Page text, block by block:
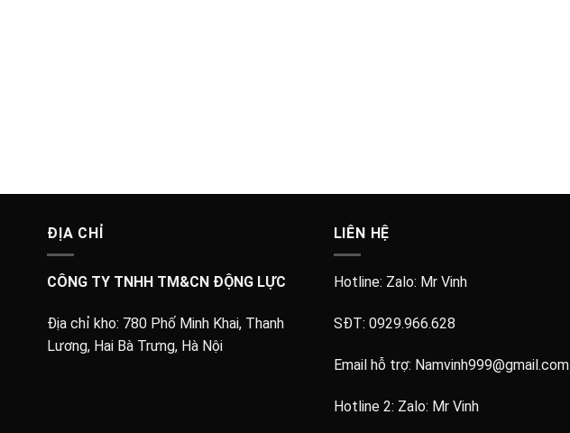
ĐỊA CHỈ
CÔNG TY TNHH TM&CN ĐỘNG LỰC
Địa chỉ kho: 780 Phố Minh Khai, Thanh
Lương, Hai Bà Trưng, Hà Nội
LIÊN HỆ
Hotline: Zalo: Mr Vinh
SĐT: 0929.966.628
Email hỗ trợ: Namvinh999@gmail.com
Hotline 2: Zalo: Mr Vinh